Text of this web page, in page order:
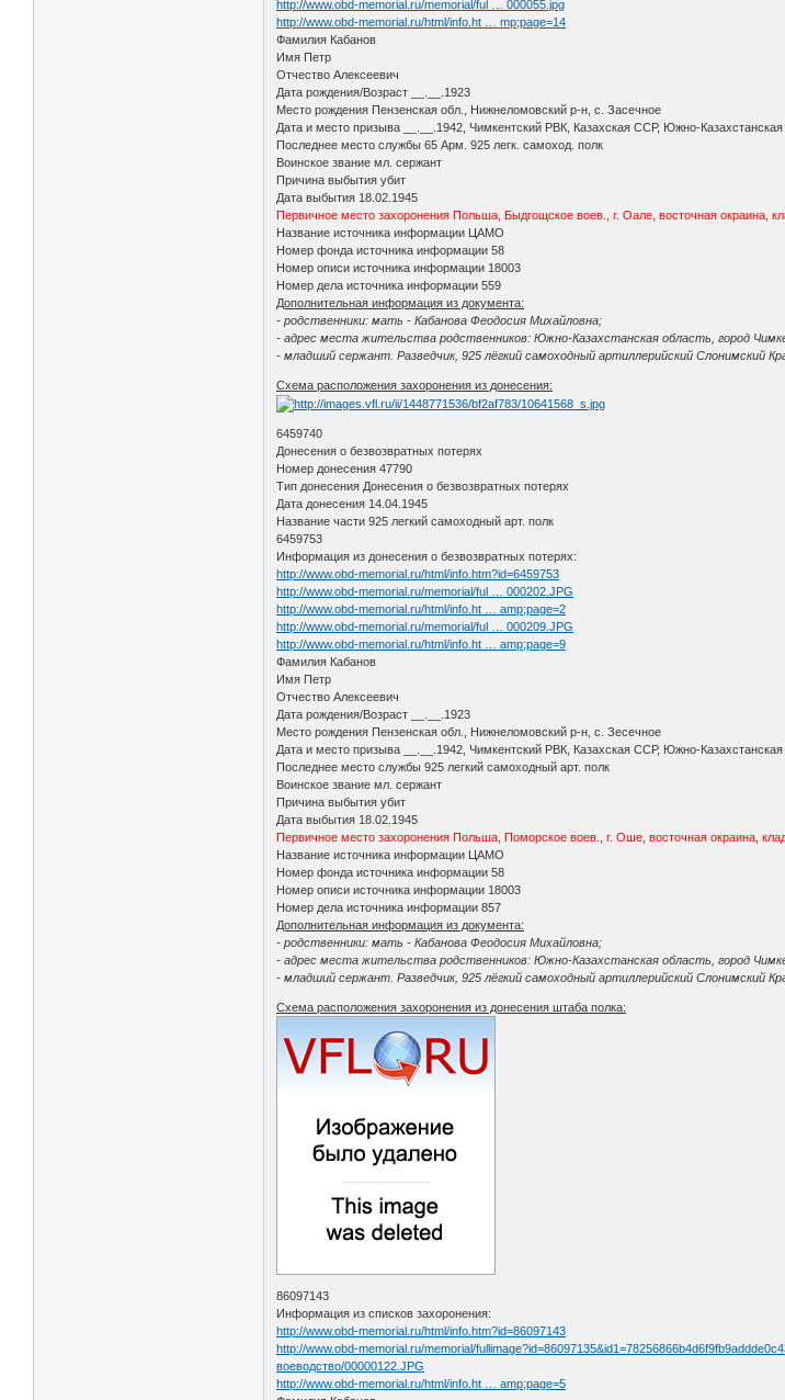
http://www.obd-memorial.ru/memorial/ful … 000055.jpg
http://www.obd-memorial.ru/html/info.ht … mp;page=14
Фамилия Кабанов
Имя Петр
Отчество Алексеевич
Дата рождения/Возраст __.__.1923
Место рождения Пензенская обл., Нижнеломовский р-н, с. Засечное
Дата и место призыва __.__.1942, Чимкентский РВК, Казахская ССР, Южно-
Последнее место службы 65 Арм. 925 легк. самоход. полк
Воинское звание мл. сержант
Причина выбытия убит
Дата выбытия 18.02.1945
Первичное место захоронения Польша, Быдгощское воев., г. Оале, восточная окраина,
Название источника информации ЦАМО
Номер фонда источника информации 58
Номер описи источника информации 18003
Номер дела источника информации 559
Дополнительная информация из документа:
- родственники: мать - Кабанова Феодосия Михайловна;
- адрес места жительства родственников: Южно-Казахстанская область, город
- младший сержант. Разведчик, 925 лёгкий самоходный артиллерийский Слонимский
Схема расположения захоронения из донесения:
6459740
Донесения о безвозвратных потерях
Номер донесения 47790
Тип донесения Донесения о безвозвратных потерях
Дата донесения 14.04.1945
Название части 925 легкий самоходный арт. полк
6459753
Информация из донесения о безвозвратных потерях:
http://www.obd-memorial.ru/html/info.htm?id=6459753
http://www.obd-memorial.ru/memorial/ful … 000202.JPG
http://www.obd-memorial.ru/html/info.ht … amp;page=2
http://www.obd-memorial.ru/memorial/ful … 000209.JPG
http://www.obd-memorial.ru/html/info.ht … amp;page=9
Фамилия Кабанов
Имя Петр
Отчество Алексеевич
Дата рождения/Возраст __.__.1923
Место рождения Пензенская обл., Нижнеломовский р-н, с. Зесечное
Дата и место призыва __.__.1942, Чимкентский РВК, Казахская ССР, Южно-
Последнее место службы 925 легкий самоходный арт. полк
Воинское звание мл. сержант
Причина выбытия убит
Дата выбытия 18.02.1945
Первичное место захоронения Польша, Поморское воев., г. Оше, восточная окраина,
Название источника информации ЦАМО
Номер фонда источника информации 58
Номер описи источника информации 18003
Номер дела источника информации 857
Дополнительная информация из документа:
- родственники: мать - Кабанова Феодосия Михайловна;
- адрес места жительства родственников: Южно-Казахстанская область, город
- младший сержант. Разведчик, 925 лёгкий самоходный артиллерийский Слонимский
Схема расположения захоронения из донесения штаба полка:
86097143
Информация из списков захоронения:
http://www.obd-memorial.ru/html/info.htm?id=86097143
http://www.obd-memorial.ru/memorial/
воеводство/00000122.JPG
http://www.obd-memorial.ru/html/info.ht … amp;page=5